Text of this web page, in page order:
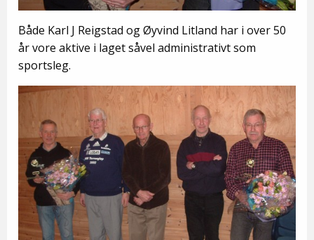
Både Karl J Reigstad og Øyvind Litland har i over 50
år vore aktive i laget såvel administrativt som
sportsleg.